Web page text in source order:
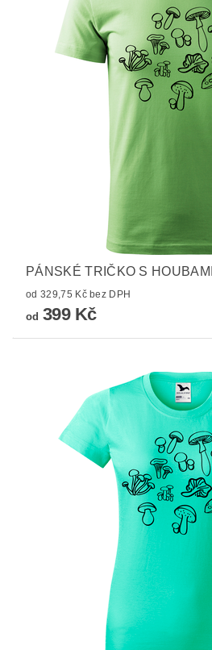
PÁNSKÉ TRIČKO S
od 329,75 Kč bez DPH
od 399 Kč